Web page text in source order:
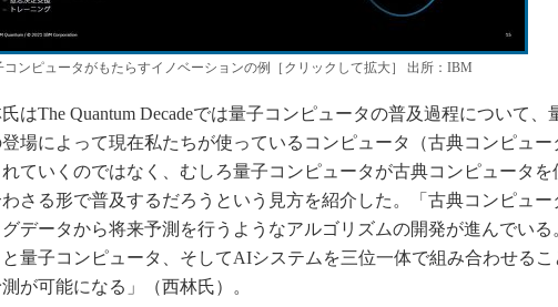
コンピュータがもたらすイノベーションの例［クリックして拡大］ 出所：IBM
はThe Quantum Decadeでは量子コンピュータの普及過程について、
場によって現在私たちが使っているコンピュータ（古典コンピュー
ていくのではなく、むしろ量子コンピュータが古典コンピュータを
さる形で普及するだろうという見方を紹介した。「古典コンピュー
データから将来予測を行うようなアルゴリズムの開発が進んでいる
量子コンピュータ、そしてAIシステムを三位一体で組み合わせるこ
が可能になる」（西林氏）。